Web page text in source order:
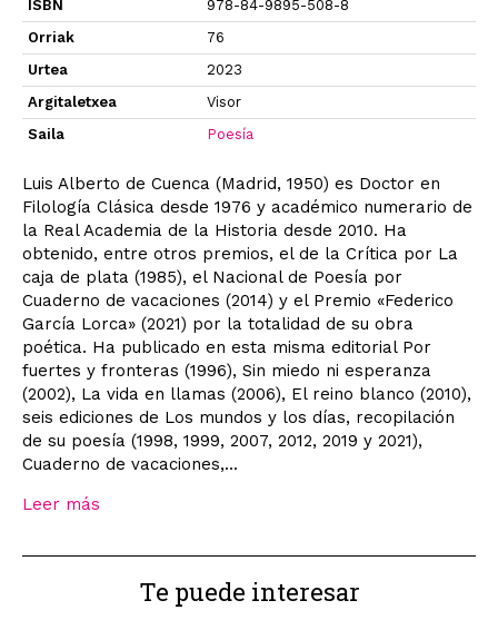
ISBN
978-84-9895-508-8
Orriak
76
Urtea
2023
Argitaletxea
Visor
Saila
Poesía
Luis Alberto de Cuenca (Madrid, 1950) es Doctor en
Filología Clásica desde 1976 y académico numerario de
la Real Academia de la Historia desde 2010. Ha
obtenido, entre otros premios, el de la Crítica por La
caja de plata (1985), el Nacional de Poesía por
Cuaderno de vacaciones (2014) y el Premio «Federico
García Lorca» (2021) por la totalidad de su obra
poética. Ha publicado en esta misma editorial Por
fuertes y fronteras (1996), Sin miedo ni esperanza
(2002), La vida en llamas (2006), El reino blanco (2010),
seis ediciones de Los mundos y los días, recopilación
de su poesía (1998, 1999, 2007, 2012, 2019 y 2021),
Cuaderno de vacaciones,...
Leer más
Te puede interesar